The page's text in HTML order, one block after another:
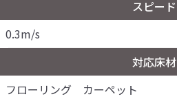
スピード
0.3m/s
対応床材
フローリング カーペット